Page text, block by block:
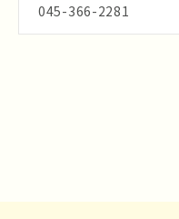
045-366-2281